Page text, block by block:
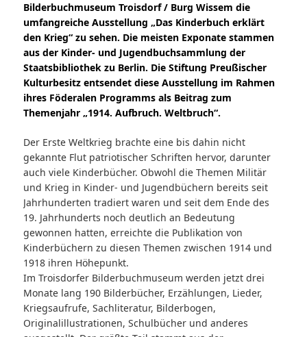
Bilderbuchmuseum Troisdorf / Burg Wissem die
umfangreiche Ausstellung „Das Kinderbuch erklärt
den Krieg“ zu sehen. Die meisten Exponate stammen
aus der Kinder- und Jugendbuchsammlung der
Staatsbibliothek zu Berlin. Die Stiftung Preußischer
Kulturbesitz entsendet diese Ausstellung im Rahmen
ihres Föderalen Programms als Beitrag zum
Themenjahr „1914. Aufbruch. Weltbruch“.
Der Erste Weltkrieg brachte eine bis dahin nicht
gekannte Flut patriotischer Schriften hervor, darunter
auch viele Kinderbücher. Obwohl die Themen Militär
und Krieg in Kinder- und Jugendbüchern bereits seit
Jahrhunderten tradiert waren und seit dem Ende des
19. Jahrhunderts noch deutlich an Bedeutung
gewonnen hatten, erreichte die Publikation von
Kinderbüchern zu diesen Themen zwischen 1914 und
1918 ihren Höhepunkt.
Im Troisdorfer Bilderbuchmuseum werden jetzt drei
Monate lang 190 Bilderbücher, Erzählungen, Lieder,
Kriegsaufrufe, Sachliteratur, Bilderbogen,
Originalillustrationen, Schulbücher und anderes